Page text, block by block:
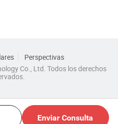
Enviar Consulta
Perspectivas
Co., Ltd. Todos los derechos